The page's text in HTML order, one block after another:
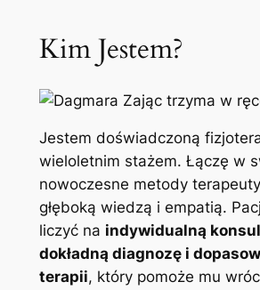
Kim Jestem?
Jestem doświadczoną
wieloletnim stażem. Łączę w
nowoczesne metody
głęboką wiedzą i empatią.
liczyć na indywidualną
dokładną diagnozę i
terapii, który pomoże mu